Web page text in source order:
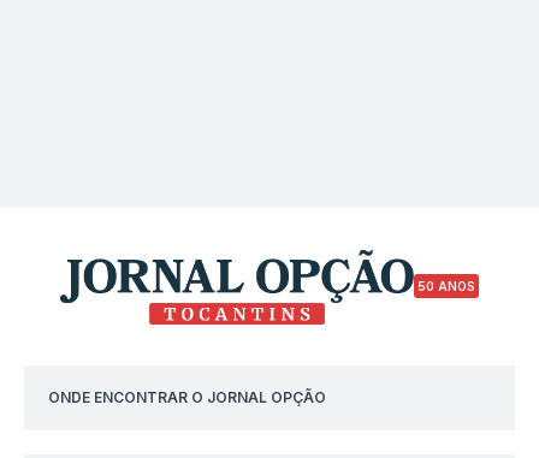
50 ANOS
ONDE ENCONTRAR O JORNAL OPÇÃO